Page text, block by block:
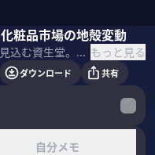
粧品市場の地殻変動
過去最高の赤字を見込む資生堂。独り勝ち状態が続くロレアル。今、世界の化粧品市場ではどんな地殻変動が起きているのか？財務戦略アドバイザーの田中慎一氏に、化粧品業界の競争地図を分析してもらった。 ▼プロフィール 田中慎一｜財務戦略アドバイザー インテグリティ代表 慶応義塾大学経済学部卒業後、監査法人太田昭和センチュリー（現あずさ監査法人）、大和証券SMBC、UBS証券などを経て現職。アドバイザリーサービスのほか、上場企業の将来の経営幹部人材を育成する支援、スタートアップ企業のCFO、買収後の企業変革、買収先企業の再建にも取り組む。 ＜目次＞ もっと見る
ダウンロード 共有
自分メモ